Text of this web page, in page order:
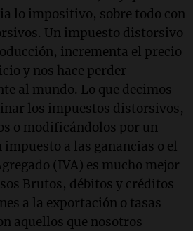
lo impositivo, sobre todo con
Un impuesto distorsivo
incrementa el precio
y nos hace perder
al mundo. Lo que decimos
los impuestos distorsivos,
o modificándolos por un
a las ganancias o el
(IVA) es mucho mejor
Brutos, débitos y créditos
a la exportación o tasas
aquellos que nosotros